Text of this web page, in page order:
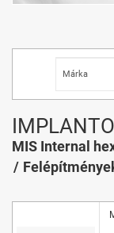
MIS Internal